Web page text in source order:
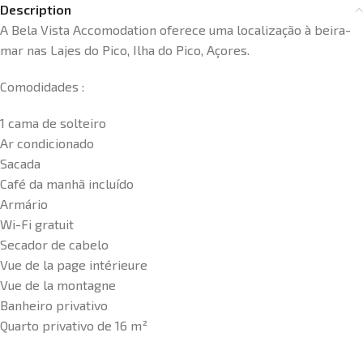
Description
A Bela Vista Accomodation oferece uma localização à beira-
mar nas Lajes do Pico, Ilha do Pico, Açores.
Comodidades :
1 cama de solteiro
Ar condicionado
Sacada
Café da manhã incluído
Armário
Wi-Fi gratuit
Secador de cabelo
Vue de la page intérieure
Vue de la montagne
Banheiro privativo
Quarto privativo de 16 m²